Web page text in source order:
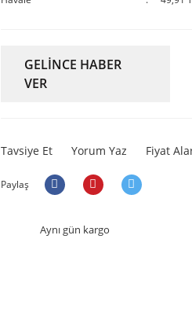
GELİNCE HABER
VER
Tavsiye Et Yorum Yaz Fiyat
Paylaş
Aynı gün kargo